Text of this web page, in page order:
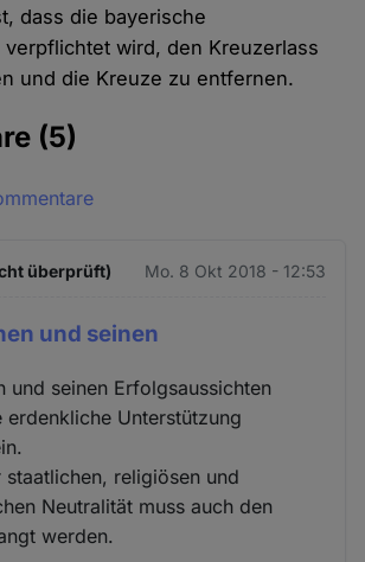
dass die bayerische
verpflichtet wird, den Kreuzerlass
und die Kreuze zu entfernen.
(5)
überprüft) Mo. 8 Okt 2018 - 12:53
und seinen
und seinen Erfolgsaussichten
erdenkliche Unterstützung
staatlichen, religiösen und
Neutralität muss auch den
werden.